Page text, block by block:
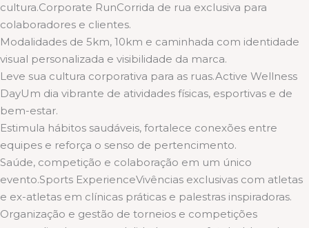
cultura.Corporate RunCorrida de rua exclusiva para
colaboradores e clientes.
Modalidades de 5km, 10km e caminhada com identidade
visual personalizada e visibilidade da marca.
Leve sua cultura corporativa para as ruas.Active Wellness
DayUm dia vibrante de atividades físicas, esportivas e de
bem-estar.
Estimula hábitos saudáveis, fortalece conexões entre
equipes e reforça o senso de pertencimento.
Saúde, competição e colaboração em um único
evento.Sports ExperienceVivências exclusivas com atletas
e ex-atletas em clínicas práticas e palestras inspiradoras.
Organização e gestão de torneios e competições